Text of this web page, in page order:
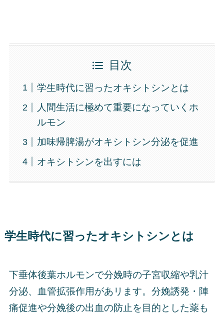
目次
学生時代に習ったオキシトシンとは
人間生活に極めて重要になっていくホ
ルモン
加味帰脾湯がオキシトシン分泌を促進
オキシトシンを出すには
学生時代に習ったオキシトシンとは
下垂体後葉ホルモンで分娩時の子宮収縮や乳汁
分泌、血管拡張作用があリます。分娩誘発・陣
痛促進や分娩後の出血の防止を目的とした薬も